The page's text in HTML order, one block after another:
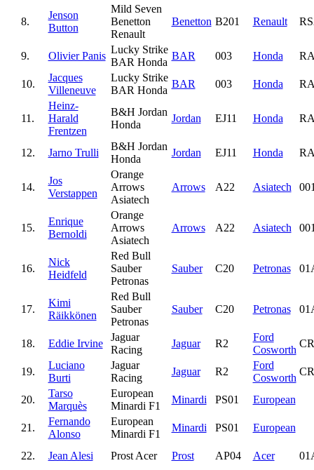
8.
Jenson
Button
Mild Seven
Benetton
Renault
Benetton B201 Renault
9. Olivier Panis
Lucky Strike
BAR Honda
BAR 003 Honda
10.
Jacques
Villeneuve
Lucky Strike
BAR Honda
BAR 003 Honda
11.
Heinz-
Harald
Frentzen
B&H Jordan
Honda
Jordan EJ11 Honda
12. Jarno Trulli
B&H Jordan
Honda
Jordan EJ11 Honda
14.
Jos
Verstappen
Orange
Arrows
Asiatech
Arrows A22 Asiatech
15.
Enrique
Bernoldi
Orange
Arrows
Asiatech
Arrows A22 Asiatech
16.
Nick
Heidfeld
Red Bull
Sauber
Petronas
Sauber C20 Petronas
17.
Kimi
Räikkönen
Red Bull
Sauber
Petronas
Sauber C20 Petronas
18. Eddie Irvine
Jaguar
Racing
Jaguar R2
Ford
Cosworth
19.
Luciano
Burti
Jaguar
Racing
Jaguar R2
Ford
Cosworth
20.
Tarso
Marquès
European
Minardi F1
Minardi PS01 European
21.
Fernando
Alonso
European
Minardi F1
Minardi PS01 European
22. Jean Alesi Prost Acer Prost AP04 Acer